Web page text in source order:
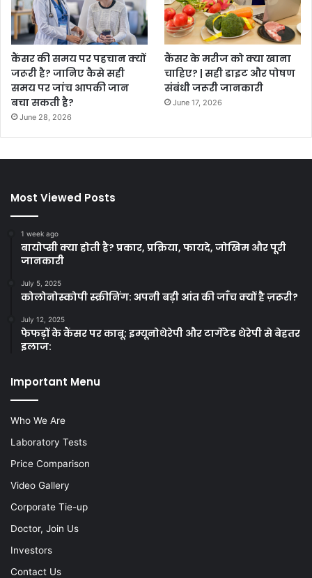
कैंसर की समय पर पहचान क्यों
जरूरी है? जानिए कैसे सही
समय पर जांच आपकी जान
बचा सकती है?
June 28, 2026
कैंसर के मरीज को क्या खाना
चाहिए? | सही डाइट और पोषण
संबंधी जरूरी जानकारी
June 17, 2026
Most Viewed Posts
1 week ago
बायोप्सी क्या होती है? प्रकार, प्रक्रिया, फायदे, जोखिम और पूरी
जानकारी
July 5, 2025
कोलोनोस्कोपी स्क्रीनिंग: अपनी बड़ी आंत की जाँच क्यों है ज़रूरी?
July 12, 2025
फेफड़ों के कैंसर पर काबू: इम्यूनोथेरेपी और टार्गेटेड थेरेपी से बेहतर
इलाज:
Important Menu
Who We Are
Laboratory Tests
Price Comparison
Video Gallery
Corporate Tie-up
Doctor, Join Us
Investors
Contact Us